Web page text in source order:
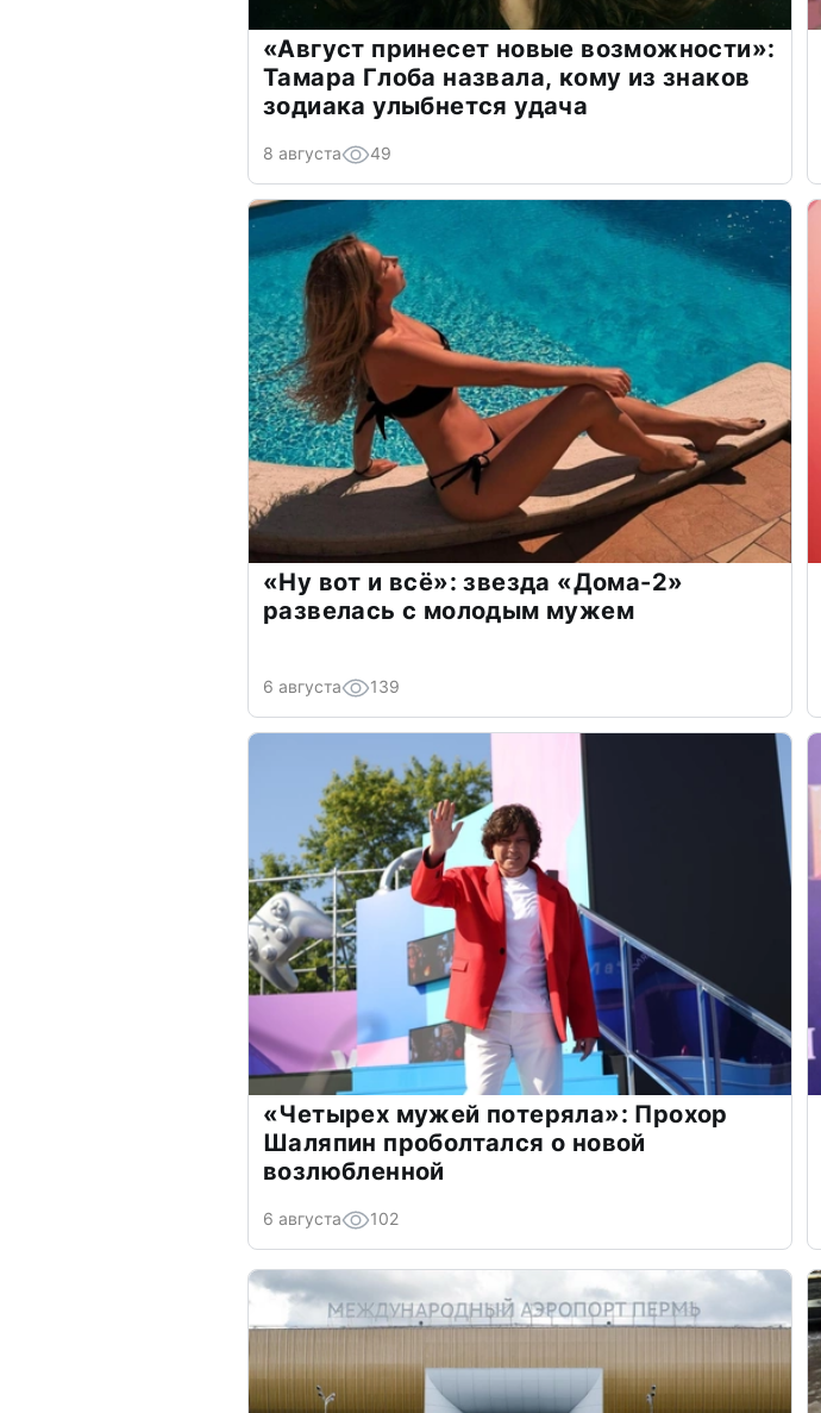
«Август принесет новые возможности»:
Тамара Глоба назвала, кому из знаков
зодиака улыбнется удача
8 августа 49
«Ну вот и всё»: звезда «Дома-2»
развелась с молодым мужем
6 августа 139
«Четырех мужей потеряла»: Прохор
Шаляпин проболтался о новой
возлюбленной
6 августа 102